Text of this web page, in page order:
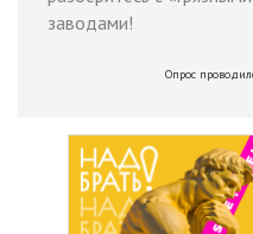
заводами!
Опрос